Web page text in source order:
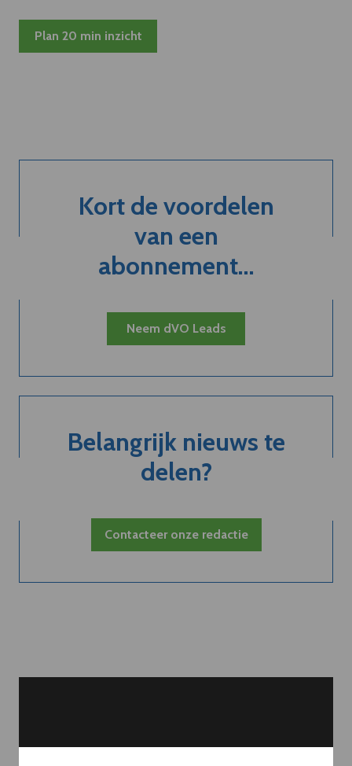
Plan 20 min inzicht
Kort de voordelen
van een
abonnement...
Neem dVO Leads
Belangrijk nieuws te
delen?
Contacteer onze redactie